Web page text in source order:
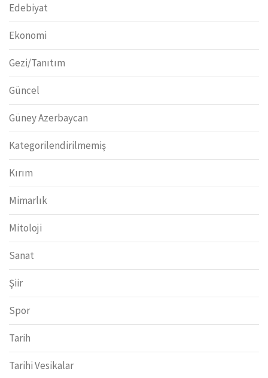
Edebiyat
Ekonomi
Gezi/Tanıtım
Güncel
Güney Azerbaycan
Kategorilendirilmemiş
Kırım
Mimarlık
Mitoloji
Sanat
Şiir
Spor
Tarih
Tarihi Vesikalar